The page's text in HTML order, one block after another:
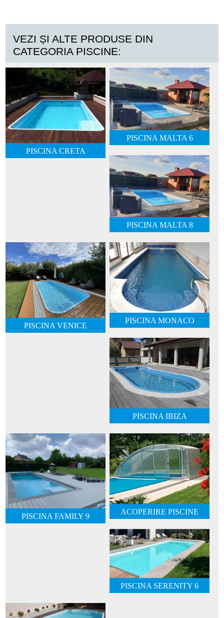
VEZI ȘI ALTE PRODUSE DIN
CATEGORIA PISCINE:
PISCINA CRETA
PISCINA MALTA 6
PISCINA MALTA 8
PISCINA VENICE
PISCINA MONACO
PISCINA IBIZA
PISCINA FAMILY 9
ACOPERIRE PISCINE
PISCINA SERENITY 6